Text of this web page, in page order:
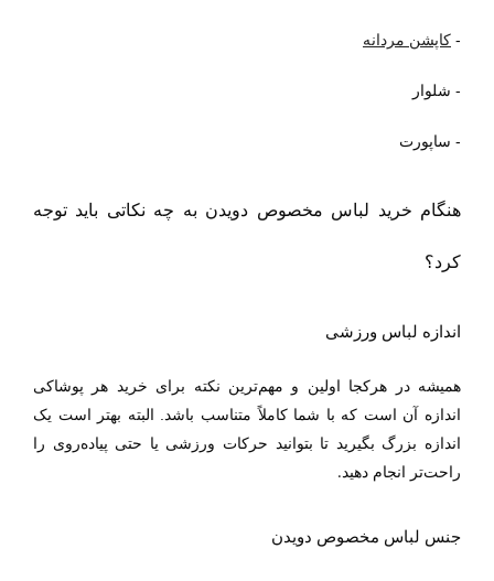
- کاپشن مردانه
- شلوار
- ساپورت
هنگام خرید لباس مخصوص دویدن به چه نکاتی باید توجه
کرد؟
اندازه لباس ورزشی
همیشه در هرکجا اولین و مهم‌ترین نکته برای خرید هر پوشاکی
اندازه آن است که با شما کاملاً متناسب باشد. البته بهتر است یک
اندازه بزرگ بگیرید تا بتوانید حرکات ورزشی یا حتی پیاده‌روی را
راحت‌تر انجام دهید.
جنس لباس مخصوص دویدن